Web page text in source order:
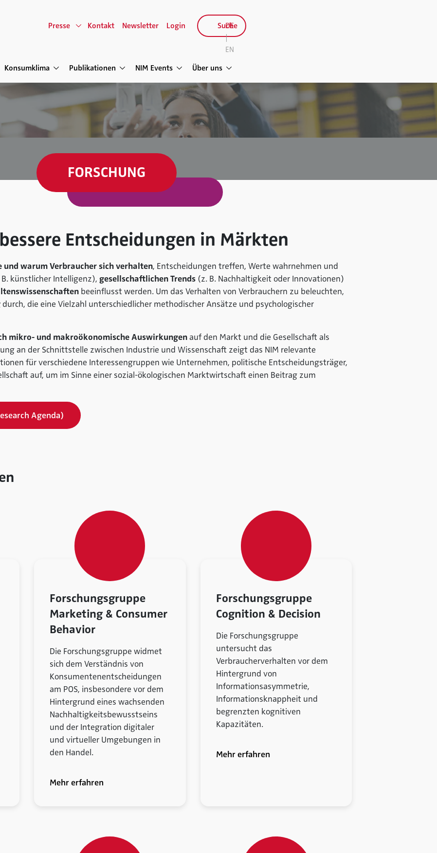
Konsumklima Publikationen NIM Events Über uns
Presse Kontakt Newsletter Login Suche
DE
|
EN
FORSCHUNG
Entscheidungen in Märkten
und warum Verbraucher sich verhalten, Entscheidungen treffen, Werte wahrnehmen und
künstlicher Intelligenz), gesellschaftlichen Trends (z. B. Nachhaltigkeit oder Innovationen)
beeinflusst werden. Um das Verhalten von Verbrauchern zu beleuchten,
durch, die eine Vielzahl unterschiedlicher methodischer Ansätze und psychologischer
mikro- und makroökonomische Auswirkungenauf den Markt und die Gesellschaft als
an der Schnittstelle zwischen Industrie und Wissenschaft zeigt das NIM relevante
für verschiedene Interessengruppen wie Unternehmen, politische Entscheidungsträger,
auf, um im Sinne einer sozial-ökologischen Marktwirtschaft einen Beitrag zum
Agenda)
Forschungsgruppe
Marketing & Consumer
Behavior
Die Forschungsgruppe widmet
sich dem Verständnis von
Konsumentenentscheidungen
am POS, insbesondere vor dem
Hintergrund eines wachsenden
Nachhaltigkeitsbewusstseins
und der Integration digitaler
und virtueller Umgebungen in
den Handel.
Mehr erfahren
Forschungsgruppe
Cognition & Decision
Die Forschungsgruppe
untersucht das
Verbraucherverhalten vor dem
Hintergrund von
Informationsasymmetrie,
Informationsknappheit und
begrenzten kognitiven
Kapazitäten.
Mehr erfahren